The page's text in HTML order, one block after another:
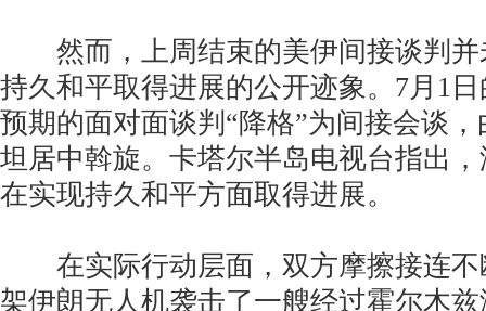
然而，上周结束的美伊间接谈判并
持久和平取得进展的公开迹象。7月1
预期的面对面谈判“降格”为间接会谈
坦居中斡旋。卡塔尔半岛电视台指出
在实现持久和平方面取得进展。
在实际行动层面，双方摩擦接连不
架伊朗无人机袭击了一艘经过霍尔木